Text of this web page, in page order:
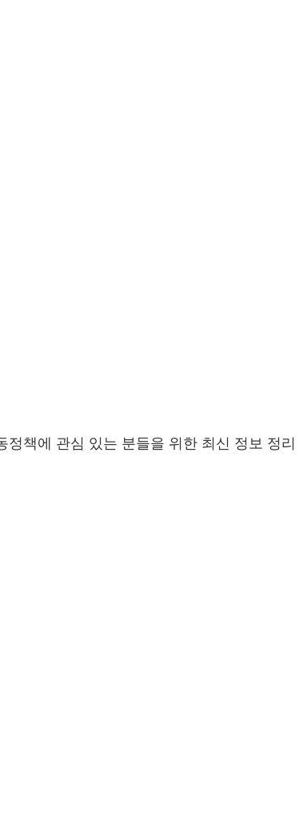
책에 관심 있는 분들을 위한 최신 정보 정리